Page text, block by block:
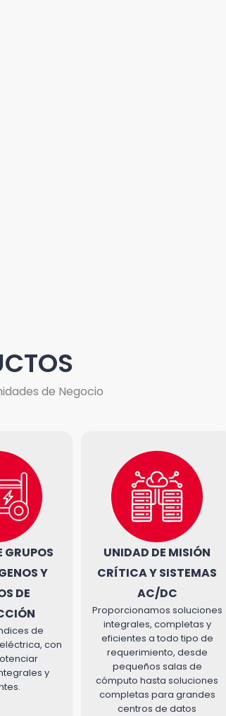
de Negocio
GRUPOS
Y
DE
de
con
y
UNIDAD DE MISIÓN
CRÍTICA Y SISTEMAS
AC/DC
Proporcionamos soluciones
integrales, completas y
eficientes a todo tipo de
requerimiento, desde
pequeños salas de
cómputo hasta soluciones
completas para grandes
centros de datos